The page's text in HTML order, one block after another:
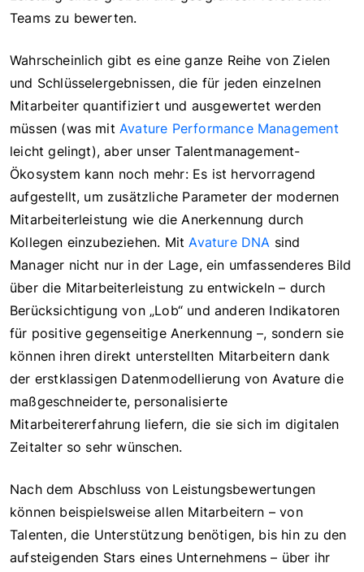
Teams zu bewerten.
Wahrscheinlich gibt es eine ganze Reihe von Zielen
und Schlüsselergebnissen, die für jeden einzelnen
Mitarbeiter quantifiziert und ausgewertet werden
müssen (was mitAvature Performance Management
leicht gelingt), aber unser Talentmanagement-
Ökosystem kann noch mehr: Es ist hervorragend
aufgestellt, um zusätzliche Parameter der modernen
Mitarbeiterleistung wie die Anerkennung durch
Kollegen einzubeziehen. MitAvature DNA sind
Manager nicht nur in der Lage, ein umfassenderes Bild
über die Mitarbeiterleistung zu entwickeln – durch
Berücksichtigung von „Lob“ und anderen Indikatoren
für positive gegenseitige Anerkennung –, sondern sie
können ihren direkt unterstellten Mitarbeitern dank
der erstklassigen Datenmodellierung von Avature die
maßgeschneiderte, personalisierte
Mitarbeitererfahrung liefern, die sie sich im digitalen
Zeitalter so sehr wünschen.
Nach dem Abschluss von Leistungsbewertungen
können beispielsweise allen Mitarbeitern – von
Talenten, die Unterstützung benötigen, bis hin zu den
aufsteigenden Stars eines Unternehmens – über ihr